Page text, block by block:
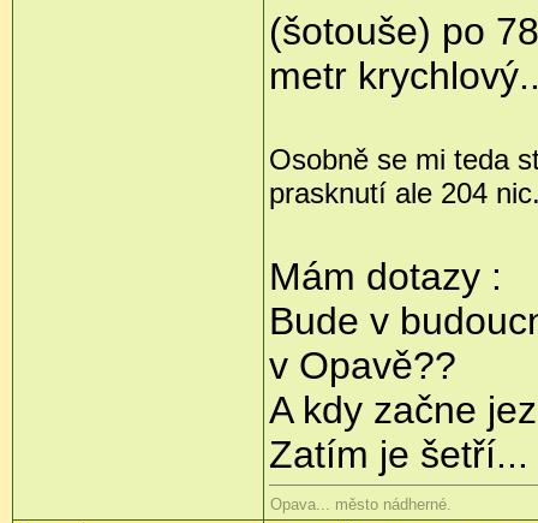
(šotouše) po
metr
Osobně se mi teda
prasknutí ale 204
Mám dotazy :
Bude v
v Opavě??
A kdy začne
Zatím je šetří...
Opava... město nádherné.